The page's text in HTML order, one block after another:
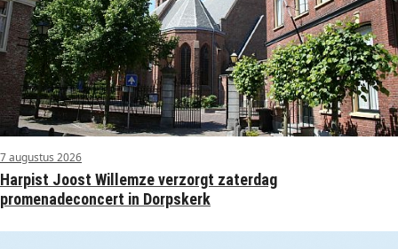
7 augustus 2026
Harpist Joost Willemze verzorgt zaterdag
promenadeconcert in Dorpskerk